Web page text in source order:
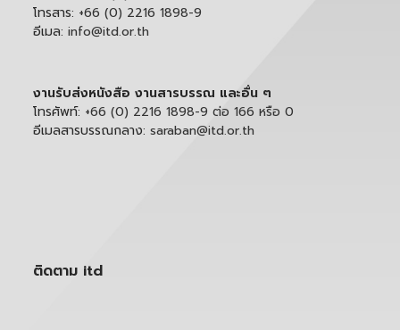
โทรสาร: +66 (0) 2216 1898-9
อีเมล: info@itd.or.th
งานรับส่งหนังสือ งานสารบรรณ และอื่น ๆ
โทรศัพท์: +66 (0) 2216 1898-9 ต่อ 166 หรือ 0
อีเมลสารบรรณกลาง: saraban@itd.or.th
ติดตาม itd